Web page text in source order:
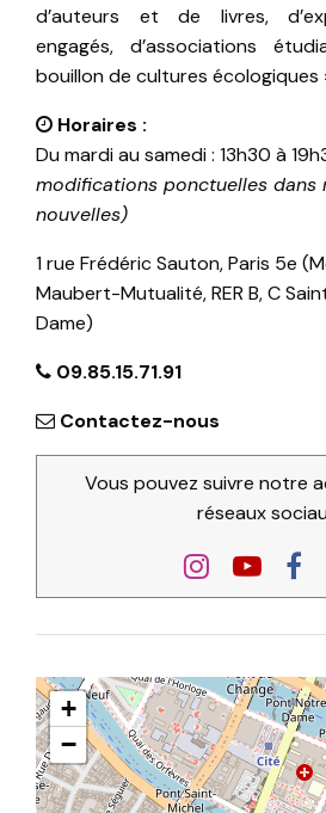
d’auteurs et de livres,
engagés, d’associations
bouillon de cultures écologiques
Horaires :
Du mardi au samedi : 13h30 à
modifications ponctuelles dans
nouvelles)
1 rue Frédéric Sauton, Paris 5e
Maubert-Mutualité, RER B, C
Dame)
09.85.15.71.91
Contactez-nous
Vous pouvez suivre notre
réseaux
+
−